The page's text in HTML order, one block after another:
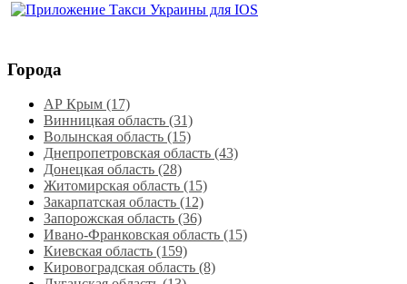
Города
АР Крым (17)
Винницкая область (31)
Волынская область (15)
Днепропетровская область‎ (43)
Донецкая область (28)
Житомирская область (15)
Закарпатская область (12)
Запорожская область (36)
Ивано-Франковская область (15)
Киевская область (159)
Кировоградская область (8)